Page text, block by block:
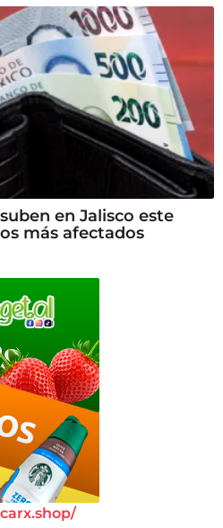
en Jalisco este
más afectados